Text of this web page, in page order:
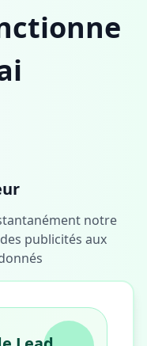
notre
publicités aux